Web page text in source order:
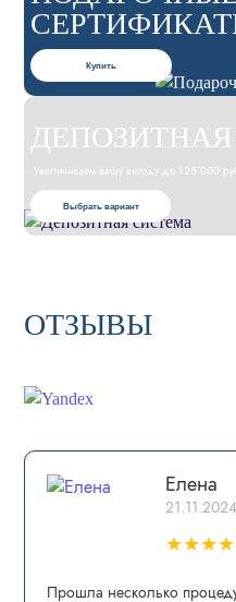
Купить
Увеличиваем вашу выгоду до 125 000
Выбрать вариант
ОТЗЫВЫ
Елена
21.11.2024
★★★★
Прошла несколько